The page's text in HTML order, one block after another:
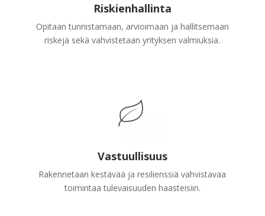
Riskienhallinta
Opitaan tunnistamaan, arvioimaan ja hallitsemaan
riskejä sekä vahvistetaan yrityksen valmiuksia.
Vastuullisuus
Rakennetaan kestävää ja resilienssiä vahvistavaa
toimintaa tulevaisuuden haasteisiin.